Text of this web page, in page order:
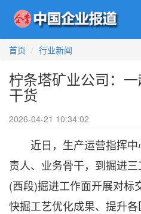
首页
行业新闻
柠条塔矿业公司：
干货
2026-04-21 10:34:02
近日，生产运营指挥中
责人、业务骨干，到掘进
(西段)掘进工作面开展对标
快掘工艺优化成果、提升